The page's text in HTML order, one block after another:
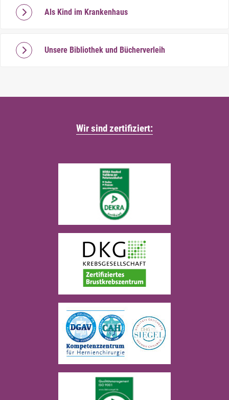
Als Kind im Krankenhaus
Unsere Bibliothek und Bücherverleih
Wir sind zertifiziert: